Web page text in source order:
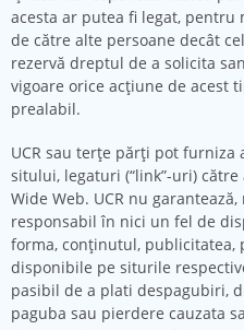
acesta ar putea fi legat, pentru
de către alte persoane decât
rezervă dreptul de a solicita
vigoare orice acțiune de acest
prealabil.
UCR sau terțe părți pot
sitului, legaturi (“link”-uri)
Wide Web. UCR nu
responsabil în nici un fel de
forma, conținutul, publicitatea,
disponibile pe siturile
pasibil de a plati despagubiri,
paguba sau pierdere cauzata